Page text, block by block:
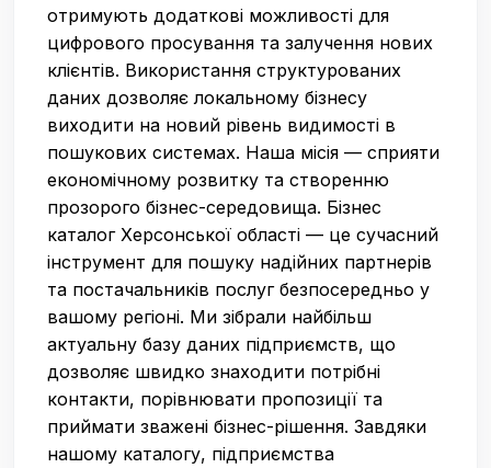
отримують додаткові можливості для
цифрового просування та залучення нових
клієнтів. Використання структурованих
даних дозволяє локальному бізнесу
виходити на новий рівень видимості в
пошукових системах. Наша місія — сприяти
економічному розвитку та створенню
прозорого бізнес-середовища. Бізнес
каталог Херсонської області — це сучасний
інструмент для пошуку надійних партнерів
та постачальників послуг безпосередньо у
вашому регіоні. Ми зібрали найбільш
актуальну базу даних підприємств, що
дозволяє швидко знаходити потрібні
контакти, порівнювати пропозиції та
приймати зважені бізнес-рішення. Завдяки
нашому каталогу, підприємства